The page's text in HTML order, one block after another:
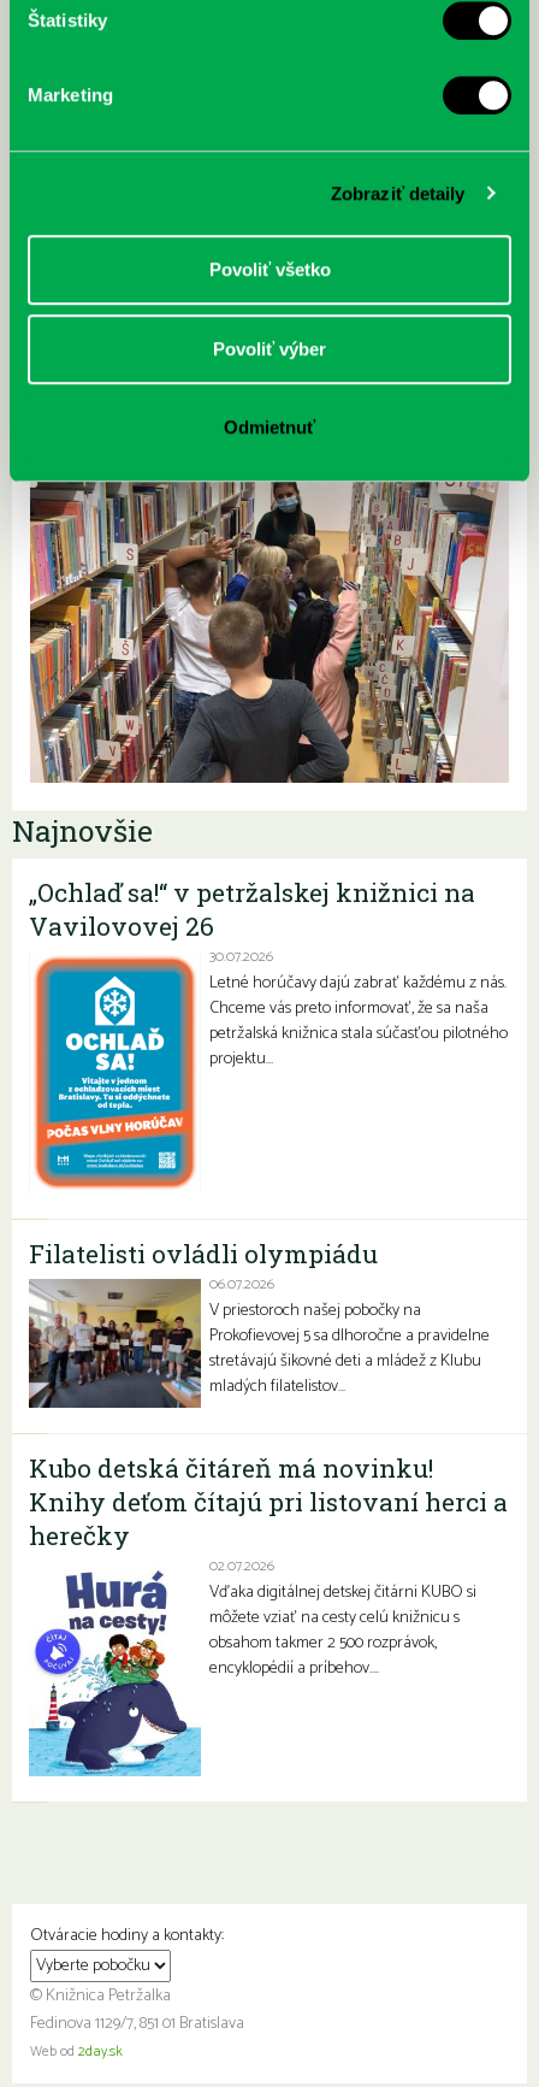
Štatistiky
Marketing
Zobraziť detaily
Povoliť všetko
Povoliť výber
Odmietnuť
Najnovšie
„Ochlaď sa!“ v petržalskej knižnici na
Vavilovovej 26
30.07.2026
Letné horúčavy dajú zabrať každému z nás.
Chceme vás preto informovať, že sa naša
petržalská knižnica stala súčasťou pilotného
projektu…
Filatelisti ovládli olympiádu
06.07.2026
V priestoroch našej pobočky na
Prokofievovej 5 sa dlhoročne a pravidelne
stretávajú šikovné deti a mládež z Klubu
mladých filatelistov…
Kubo detská čitáreň má novinku!
Knihy deťom čítajú pri listovaní herci a
herečky
02.07.2026
Vďaka digitálnej detskej čitárni KUBO si
môžete vziať na cesty celú knižnicu s
obsahom takmer 2 500 rozprávok,
encyklopédií a príbehov….
Otváracie hodiny a kontakty:
© Knižnica Petržalka
Fedinova 1129/7, 851 01 Bratislava
Web od 2day.sk